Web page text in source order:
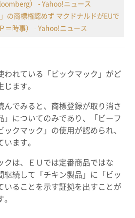
） - Yahoo!ニュース
の商標権認めず マクドナルドがEUで
＝時事） - Yahoo!ニュース
われている「ビックマック」がど
じます。
んでみると、商標登録が取り消さ
」についてのみであり、「ビーフ
ックマック」の使用が認められ、
ます。
クは、ＥＵでは定番商品ではな
継続して「チキン製品」に「ビッ
いることを示す証拠を出すことが